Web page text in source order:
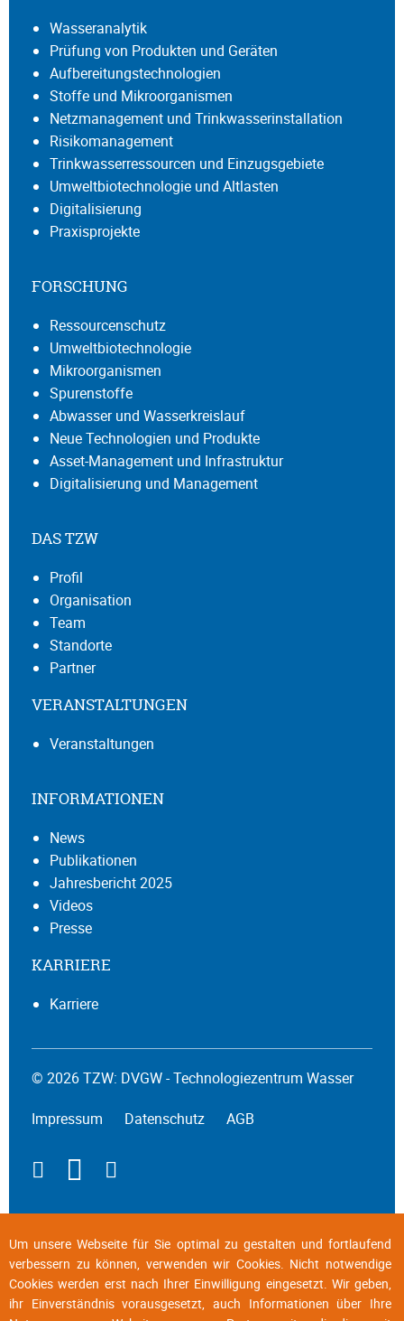
Wasseranalytik
Prüfung von Produkten und Geräten
Aufbereitungstechnologien
Stoffe und Mikroorganismen
Netzmanagement und Trinkwasserinstallation
Risikomanagement
Trinkwasserressourcen und Einzugsgebiete
Umweltbiotechnologie und Altlasten
Digitalisierung
Praxisprojekte
FORSCHUNG
Ressourcenschutz
Umweltbiotechnologie
Mikroorganismen
Spurenstoffe
Abwasser und Wasserkreislauf
Neue Technologien und Produkte
Asset-Management und Infrastruktur
Digitalisierung und Management
DAS TZW
Profil
Organisation
Team
Standorte
Partner
VERANSTALTUNGEN
Veranstaltungen
INFORMATIONEN
News
Publikationen
Jahresbericht 2025
Videos
Presse
KARRIERE
Karriere
© 2026 TZW: DVGW - Technologiezentrum Wasser
Impressum Datenschutz AGB
Um unsere Webseite für Sie optimal zu gestalten und fortlaufend
verbessern zu können, verwenden wir Cookies. Nicht notwendige
Cookies werden erst nach Ihrer Einwilligung eingesetzt. Wir geben,
ihr Einverständnis vorausgesetzt, auch Informationen über Ihre